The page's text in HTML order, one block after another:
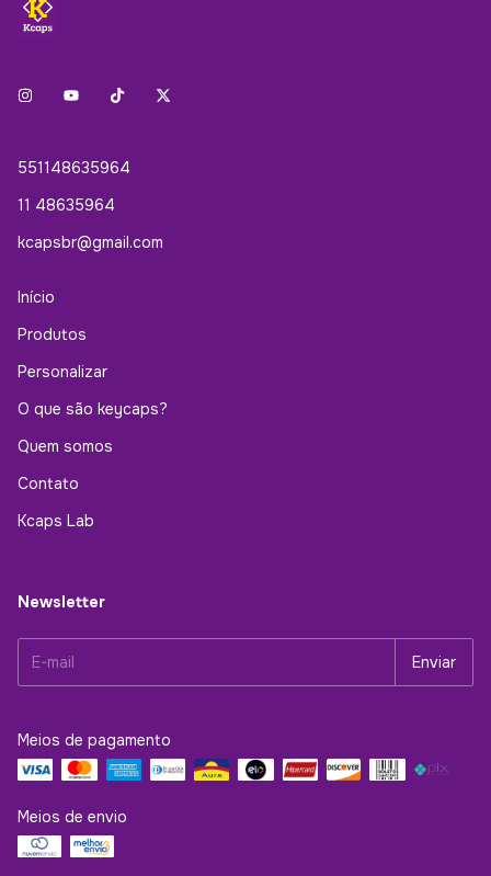
551148635964
11 48635964
kcapsbr@gmail.com
Início
Produtos
Personalizar
O que são keycaps?
Quem somos
Contato
Kcaps Lab
Newsletter
Meios de pagamento
Meios de envio